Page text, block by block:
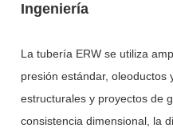
Ingeniería
La tubería ERW se utiliza
presión estándar, oleoductos
estructurales y proyectos de
consistencia dimensional, la